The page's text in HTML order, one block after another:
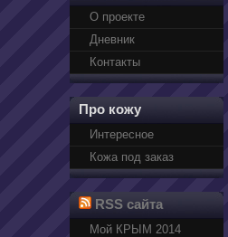
О проекте
Дневник
Контакты
Про кожу
Интересное
Кожа под заказ
RSS сайта
Мой КРЫМ 2014